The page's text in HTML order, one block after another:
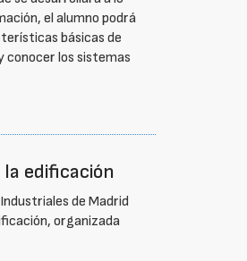
el alumno podrá
básicas de
conocer los sistemas
edificación
de Madrid
organizada